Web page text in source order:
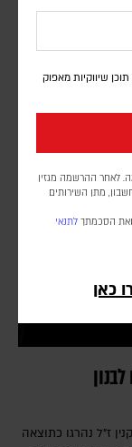
שיווקיות מאפוק
לאחר ההרשמה מגזין
מתן השירותים
הסכמתך לתנאי
כאן
לרדאר נגד כוחות
המתקיימות
ז"ל נהרגו כתוצאה